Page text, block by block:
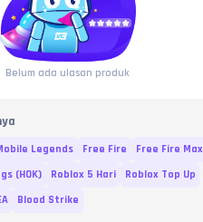
Belum ada ulasan produk
Legends Free Fire
Free Fire Max
(HOK) Roblox 5 Hari
Roblox Top Up
Blood Strike